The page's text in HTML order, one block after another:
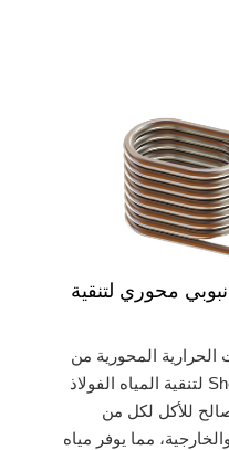
محوري لتنقية
الحرارية المحورية من
Shen's Technology لتنقية المياه الفولاذ
للأكل لكل من
والخارجية، مما يوفر مياه